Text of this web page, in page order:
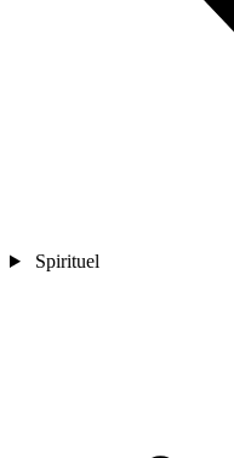
Spirituel